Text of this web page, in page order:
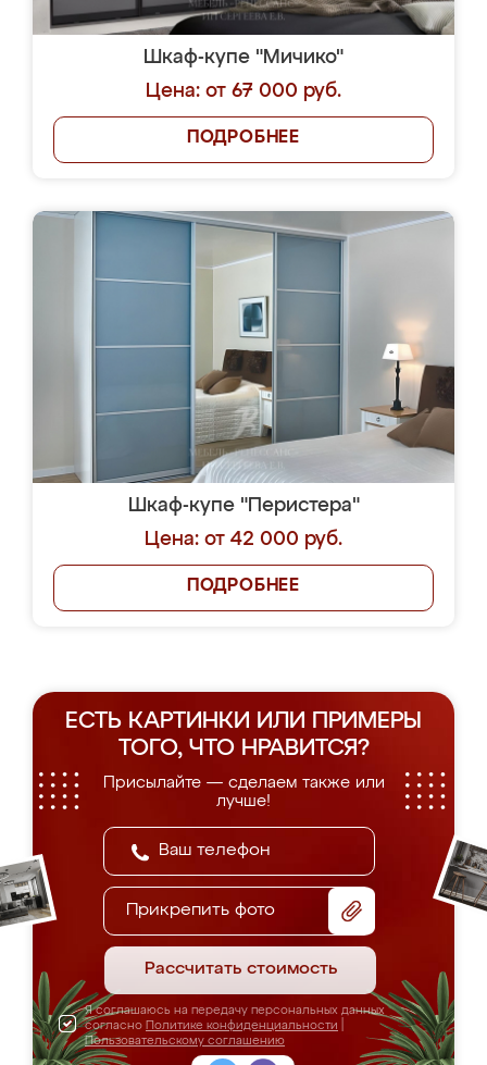
Шкаф-купе "Мичико"
Цена: от 67 000 руб.
ПОДРОБНЕЕ
Шкаф-купе "Перистера"
Цена: от 42 000 руб.
ПОДРОБНЕЕ
ЕСТЬ КАРТИНКИ ИЛИ ПРИМЕРЫ
ТОГО, ЧТО НРАВИТСЯ?
Присылайте — сделаем также или
лучше!
Прикрепить фото
Рассчитать стоимость
Я соглашаюсь на передачу персональных данных
согласно Политике конфиденциальности
Пользовательскому соглашению